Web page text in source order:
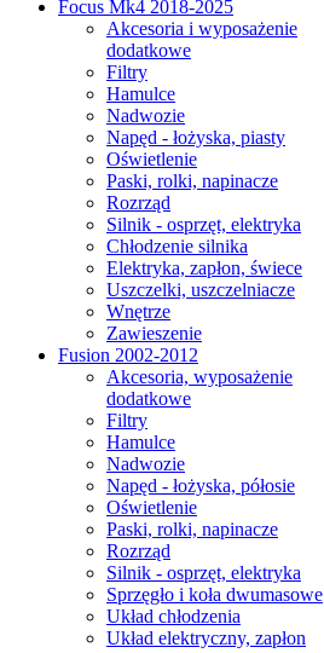
Focus Mk4 2018-2025
Akcesoria i wyposażenie
dodatkowe
Filtry
Hamulce
Nadwozie
Napęd - łożyska, piasty
Oświetlenie
Paski, rolki, napinacze
Rozrząd
Silnik - osprzęt, elektryka
Chłodzenie silnika
Elektryka, zapłon, świece
Uszczelki, uszczelniacze
Wnętrze
Zawieszenie
Fusion 2002-2012
Akcesoria, wyposażenie
dodatkowe
Filtry
Hamulce
Nadwozie
Napęd - łożyska, półosie
Oświetlenie
Paski, rolki, napinacze
Rozrząd
Silnik - osprzęt, elektryka
Sprzęgło i koła dwumasowe
Układ chłodzenia
Układ elektryczny, zapłon